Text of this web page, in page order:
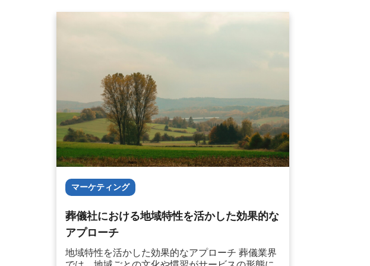
マーケティング
葬儀社における地域特性を活かした効果的な
アプローチ
地域特性を活かした効果的なアプローチ 葬儀業界